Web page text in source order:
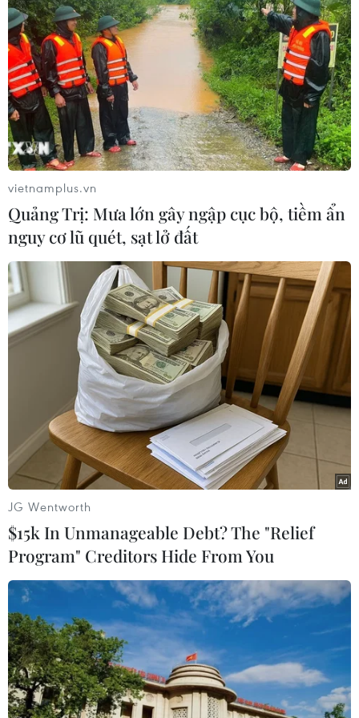
(TTXVN/Vietnam+)
#xoá nhà tạm #nhà dột nát
#hộ nghèo
#hộ cận nghèo
#nhà ở cho người nghèo
#chính sách an sinh xã hội
#Trà Vinh
#xây dựng nhà ở
Trà Vinh
Vĩnh Long
XÓA NHÀ TẠM, NHÀ DỘT NÁT
Mái ấm mới cho con của người có công, bị
nhiễm chất độc hóa học ở Đà Nẵng
Cà Mau: Hoàn thành trên 1.000 căn nhà cho
người khó khăn trước Quốc khánh
vietnamplus.vn
Quảng Trị: Mưa lớn gây ngập cục bộ, tiềm ẩn
nguy cơ lũ quét, sạt lở đất
JG Wentworth
$15k In Unmanageable Debt? The "Relief
Program" Creditors Hide From You